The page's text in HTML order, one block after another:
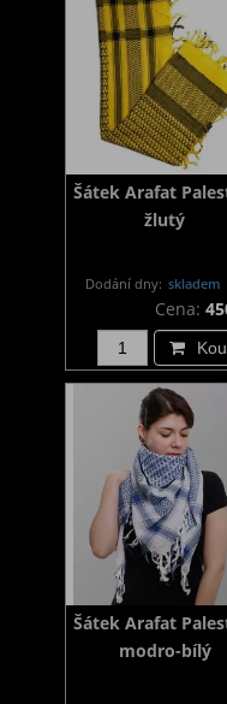
Šátek Arafat
žlutý
Dodání dny: skladem
Cena:
Šátek Arafat
modro-bílý